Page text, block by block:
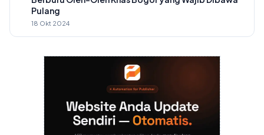
Pulang
18 Okt 2024